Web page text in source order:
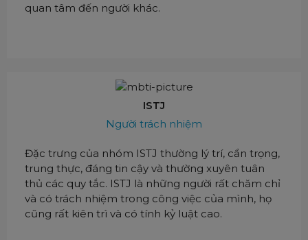
quan tâm đến người khác.
ISTJ
Người trách nhiệm
Đặc trưng của nhóm ISTJ thường lý trí, cẩn trọng,
trung thực, đáng tin cậy và thường xuyên tuân
thủ các quy tắc. ISTJ là những người rất chăm chỉ
và có trách nhiệm trong công việc của mình, họ
cũng rất kiên trì và có tính kỷ luật cao.